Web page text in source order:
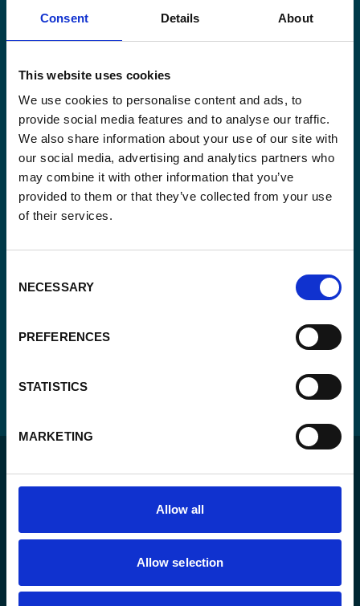
Consent Details About
This website uses cookies
We use cookies to personalise content and ads, to
provide social media features and to analyse our traffic.
We also share information about your use of our site with
our social media, advertising and analytics partners who
may combine it with other information that you’ve
provided to them or that they’ve collected from your use
of their services.
Selection
NECESSARY
PREFERENCES
STATISTICS
MARKETING
Allow all
Allow selection
Email
*
Consent
*
Oui, je m'inscris à la newsletter*
CAPTCHA
dans un État de droit et ont la liberté de s’épanouir
pleinement.